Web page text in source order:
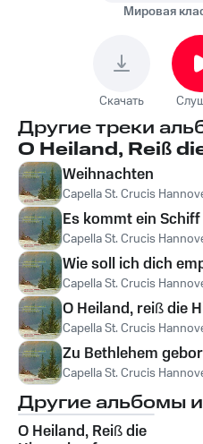
Мировая
Скачать
Другие треки
O Heiland, Reiß
Weihnachten
Capella St. Crucis
Es kommt ein Schiff
Capella St. Crucis
Wie soll ich dich
Capella St. Crucis
O Heiland, reiß die
Capella St. Crucis
Zu Bethlehem
Capella St. Crucis
Другие альбомы
O Heiland, Reiß die